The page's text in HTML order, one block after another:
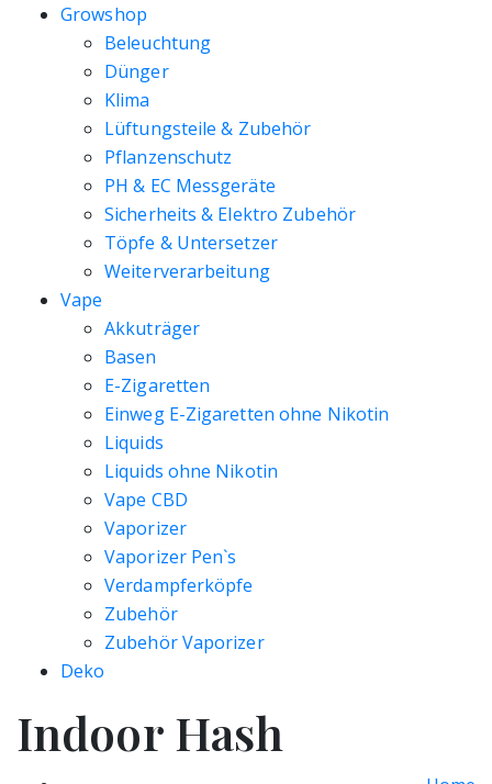
Growshop
Beleuchtung
Dünger
Klima
Lüftungsteile & Zubehör
Pflanzenschutz
PH & EC Messgeräte
Sicherheits & Elektro Zubehör
Töpfe & Untersetzer
Weiterverarbeitung
Vape
Akkuträger
Basen
E-Zigaretten
Einweg E-Zigaretten ohne Nikotin
Liquids
Liquids ohne Nikotin
Vape CBD
Vaporizer
Vaporizer Pen`s
Verdampferköpfe
Zubehör
Zubehör Vaporizer
Deko
Indoor Hash